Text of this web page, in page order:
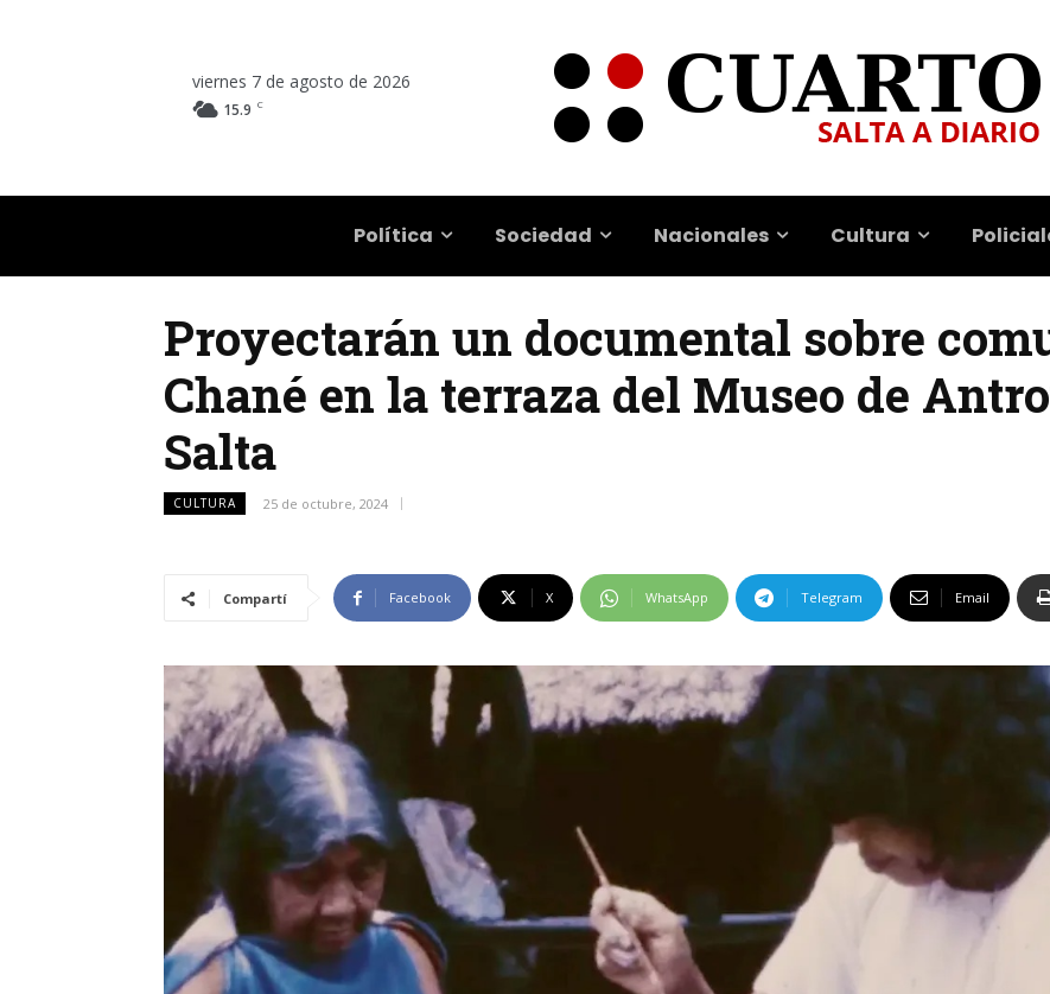
viernes 7 de agosto de 2026
15.9 C
Política Sociedad Nacionales Cultura
Proyectarán un documental sobre
Chané en la terraza del Museo de
Salta
CULTURA 25 de octubre, 2024
Compartí Facebook X WhatsApp Telegram Email